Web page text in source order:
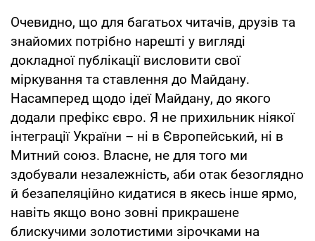
Очевидно, що для багатьох читачів, друзів та
знайомих потрібно нарешті у вигляді
докладної публікації висловити свої
міркування та ставлення до Майдану.
Насамперед щодо ідеї Майдану, до якого
додали префікс євро. Я не прихильник ніякої
інтеграції України – ні в Європейський, ні в
Митний союз. Власне, не для того ми
здобували незалежність, аби отак безоглядно
й безапеляційно кидатися в якесь інше ярмо,
навіть якщо воно зовні прикрашене
блискучими золотистими зірочками на